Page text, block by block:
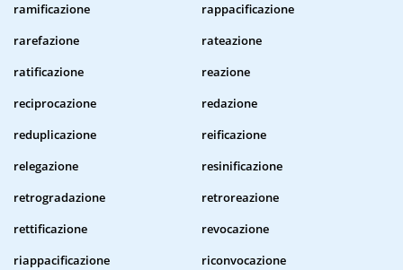
ramificazione
rappacificazione
rarefazione
rateazione
ratificazione
reazione
reciprocazione
redazione
reduplicazione
reificazione
relegazione
resinificazione
retrogradazione
retroreazione
rettificazione
revocazione
riappacificazione
riconvocazione